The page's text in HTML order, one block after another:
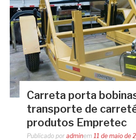
Carreta porta
transporte de
produtos Empretec
Publicado por adminem 11 de maio de